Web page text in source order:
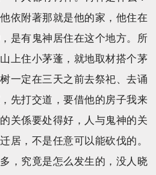
依附著那就是他的家，他住在
是有鬼神居住在这个地方。所
上住小茅蓬，就地取材搭个茅
一定在三天之前去祭祀、去诵
先打交道，要借他的房子我来
关係要处得好，人与鬼神的关
居，不是任意可以能砍伐的。
，究竟是怎么发生的，没人晓